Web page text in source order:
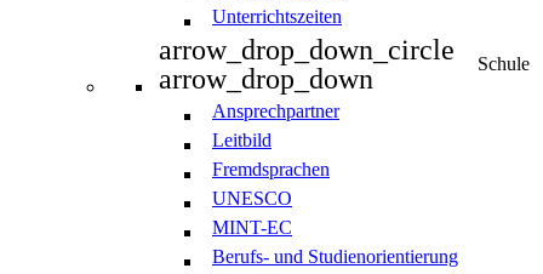
Unterrichtszeiten
arrow_drop_down_circle
arrow_drop_down
Schule
Ansprechpartner
Leitbild
Fremdsprachen
UNESCO
MINT-EC
Berufs- und Studienorientierung